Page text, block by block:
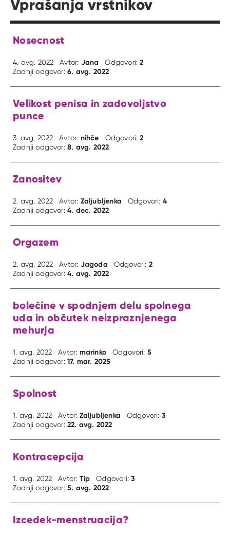
Vprašanja vrstnikov
Nosecnost
4. avg. 2022 Avtor: Jana Odgovori:2
Zadnji odgovor:6. avg. 2022
Velikost penisa in zadovoljstvo
punce
3. avg. 2022 Avtor: nihče Odgovori:2
Zadnji odgovor:8. avg. 2022
Zanositev
2. avg. 2022 Avtor: Zaljubljenka Odgovori: 4
Zadnji odgovor:4. dec. 2022
Orgazem
2. avg. 2022 Avtor: Jagoda Odgovori: 2
Zadnji odgovor:4. avg. 2022
bolečine v spodnjem delu spolnega
uda in občutek neizpraznjenega
mehurja
1. avg. 2022 Avtor: marinko Odgovori: 5
Zadnji odgovor:17. mar. 2025
Spolnost
1. avg. 2022 Avtor: Zaljubljenka Odgovori: 3
Zadnji odgovor:22. avg. 2022
Kontracepcija
1. avg. 2022 Avtor: Tip Odgovori:3
Zadnji odgovor:5. avg. 2022
Izcedek-menstruacija?